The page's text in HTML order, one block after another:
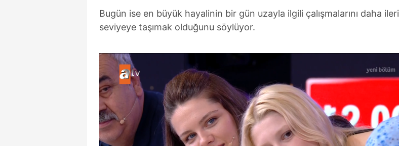
Bugün ise en büyük hayalinin bir gün uzayla ilgili çalışmalarını daha ileri
seviyeye taşımak olduğunu söylüyor.